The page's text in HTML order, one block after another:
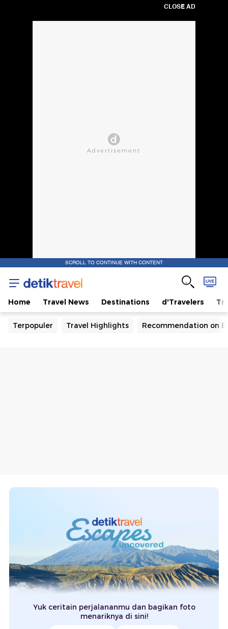
CLOSE AD
SCROLL TO CONTINUE WITH CONTENT
Home Travel News Destinations d'Travelers
Terpopuler Travel Highlights Recommendation on
Yuk ceritain perjalananmu dan bagikan foto
menariknya di sini!